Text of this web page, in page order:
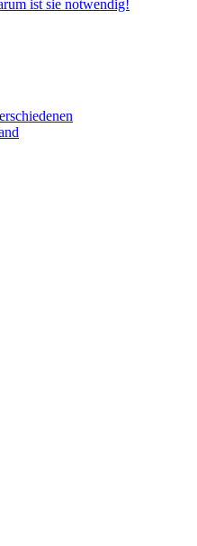
ist sie notwendig!